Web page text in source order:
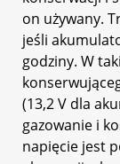
on używany.
jeśli
godziny. W
(13,2 V dla
gazowanie i
napięcie jest